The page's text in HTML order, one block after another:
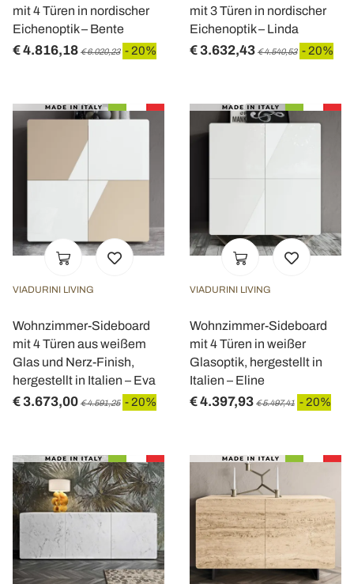
mit 4 Türen in nordischer
Eichenoptik – Bente
€ 4.816,18 € 6.020,23 - 20%
mit 3 Türen in nordischer
Eichenoptik – Linda
€ 3.632,43 € 4.540,53 - 20%
VIADURINI LIVING
Wohnzimmer-Sideboard
mit 4 Türen aus weißem
Glas und Nerz-Finish,
hergestellt in Italien – Eva
€ 3.673,00 € 4.591,25 - 20%
VIADURINI LIVING
Wohnzimmer-Sideboard
mit 4 Türen in weißer
Glasoptik, hergestellt in
Italien – Eline
€ 4.397,93 € 5.497,41 - 20%